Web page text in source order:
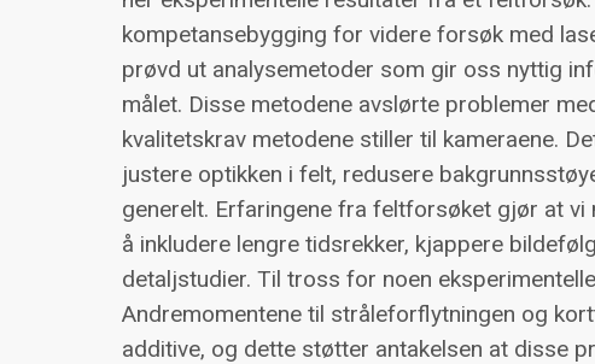
kompetansebygging for videre forsøk med
prøvd ut analysemetoder som gir oss nyttig
målet. Disse metodene avslørte problemer
kvalitetskrav metodene stiller til kameraene.
justere optikken i felt, redusere
generelt. Erfaringene fra feltforsøket gjør at
å inkludere lengre tidsrekker, kjappere
detaljstudier. Til tross for noen
Andremomentene til stråleforflytningen og
additive, og dette støtter antakelsen at disse